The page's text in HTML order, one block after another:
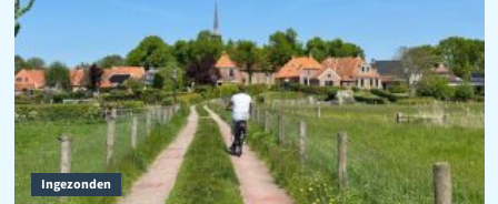
Ingezonden